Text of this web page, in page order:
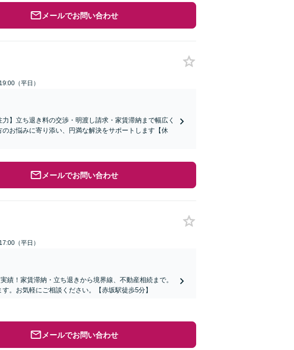
メールでお問い合わせ
（平日）
】立ち退き料の交渉・明渡し請求・家賃滞納まで幅広く
お悩みに寄り添い、円満な解決をサポートします【休
メールでお問い合わせ
（平日）
績！家賃滞納・立ち退きから境界線、不動産相続まで。
。お気軽にご相談ください。【赤坂駅徒歩5分】
メールでお問い合わせ